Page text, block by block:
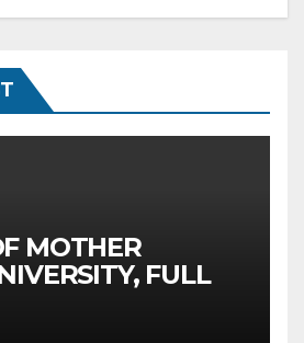
MOTHER
FULL
FETAJI, PH.D.,
OFFICIAL